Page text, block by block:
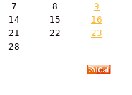
7 8
9
14 15
16
21 22
23
28